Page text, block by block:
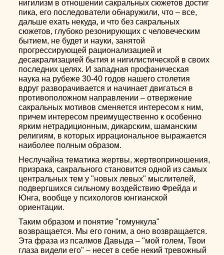
нигилизм в отношении сакральных сюжетов достиг
пика, его последователи обнаружили, что – все,
дальше ехать некуда, и что без сакральных
сюжетов, глубоко резонирующих с человеческим
бытием, не будет и науки, занятой
прогрессирующей рационализацией и
десакрализацией бытия и нигилистической в своих
последних целях. И западная профаническая
наука на рубеже 30-40 годов нашего столетия
вдруг разворачивается и начинает двигаться в
противоположном направлении – отвержение
сакральных мотивов сменяется интересом к ним,
причем интересом преимущественно к особенно
ярким нетрадиционным, дикарским, шаманским
религиям, в которых иррациональное выражается
наиболее полным образом.
Неслучайна тематика жертвы, жертвоприношения,
призрака, сакрального становится одной из самых
центральных тем у "новых левых" мыслителей,
подвергшихся сильному воздействию Фрейда и
Юнга, вообще у психологов юнгианской
ориентации.
Таким образом и понятие "гомункула"
возвращается. Мы его гоним, а оно возвращается.
Эта фраза из псалмов Давыда – "мой голем, Твои
глаза видели его" – несет в себе некий тревожный